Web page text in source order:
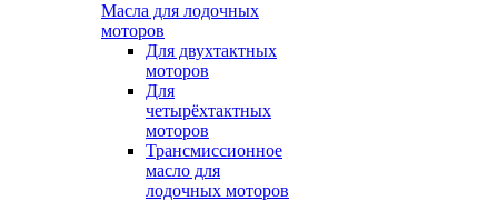
Масла для лодочных
моторов
Для двухтактных
моторов
Для
четырёхтактных
моторов
Трансмиссионное
масло для
лодочных моторов